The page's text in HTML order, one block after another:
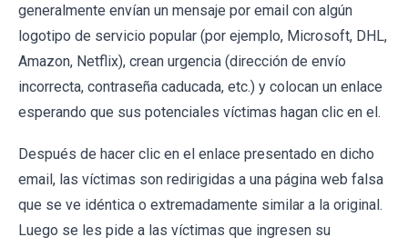
generalmente envían un mensaje por email con algún
logotipo de servicio popular (por ejemplo, Microsoft, DHL,
Amazon, Netflix), crean urgencia (dirección de envío
incorrecta, contraseña caducada, etc.) y colocan un enlace
esperando que sus potenciales víctimas hagan clic en el.
Después de hacer clic en el enlace presentado en dicho
email, las víctimas son redirigidas a una página web falsa
que se ve idéntica o extremadamente similar a la original.
Luego se les pide a las víctimas que ingresen su